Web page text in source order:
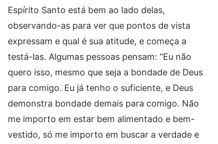
Espírito Santo está bem ao lado delas,
observando-as para ver que pontos de vista
expressam e qual é sua atitude, e começa a
testá-las. Algumas pessoas pensam: “Eu não
quero isso, mesmo que seja a bondade de Deus
para comigo. Eu já tenho o suficiente, e Deus
demonstra bondade demais para comigo. Não
me importo em estar bem alimentado e bem-
vestido, só me importo em buscar a verdade e